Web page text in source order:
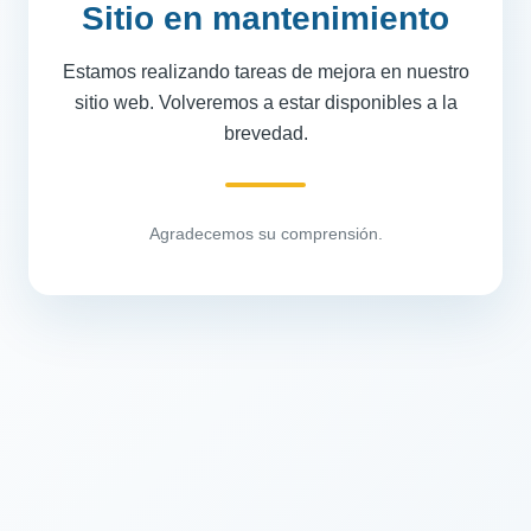
Sitio en mantenimiento
Estamos realizando tareas de mejora en nuestro
sitio web. Volveremos a estar disponibles a la
brevedad.
Agradecemos su comprensión.